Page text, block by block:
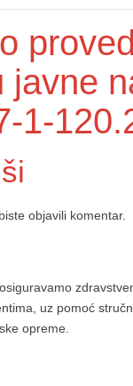
javne
1-
objavili komentar.
uz pomoć
opreme.